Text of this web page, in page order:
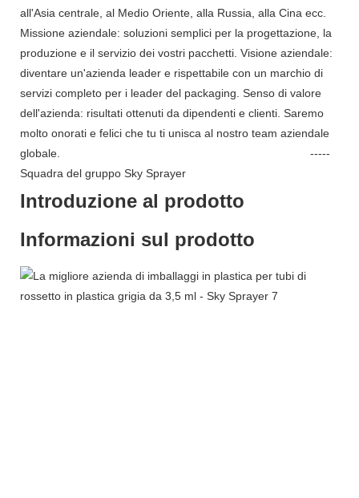
all'Asia centrale, al Medio Oriente, alla Russia, alla Cina ecc.
Missione aziendale: soluzioni semplici per la progettazione, la
produzione e il servizio dei vostri pacchetti. Visione aziendale:
diventare un'azienda leader e rispettabile con un marchio di
servizi completo per i leader del packaging. Senso di valore
dell'azienda: risultati ottenuti da dipendenti e clienti. Saremo
molto onorati e felici che tu ti unisca al nostro team aziendale
globale. -----
Squadra del gruppo Sky Sprayer
Introduzione al prodotto
Informazioni sul prodotto